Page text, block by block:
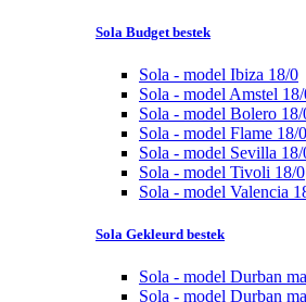
Sola Budget bestek
Sola - model Ibiza 18/0
Sola - model Amstel
Sola - model Bolero 18/
Sola - model Flame 18/0
Sola - model Sevilla 18/
Sola - model Tivoli 18/0
Sola - model Valencia
Sola Gekleurd bestek
Sola - model Durban
Sola - model Durban